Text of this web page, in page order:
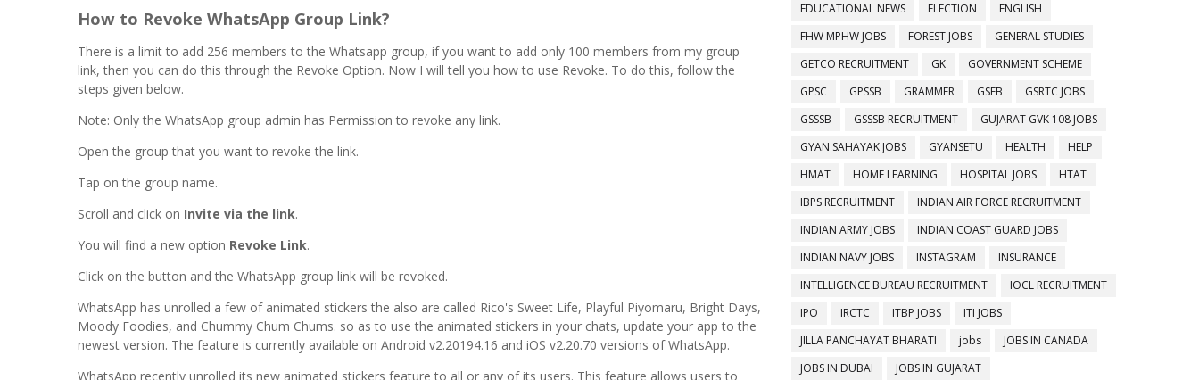
How to Revoke WhatsApp Group Link?
There is a limit to add 256 members to the Whatsapp group, if you want to add only 100 members from my group
link, then you can do this through the Revoke Option. Now I will tell you how to use Revoke. To do this, follow the
steps given below.
Note: Only the WhatsApp group admin has Permission to revoke any link.
Open the group that you want to revoke the link.
Tap on the group name.
Scroll and click on Invite via the link.
You will find a new option Revoke Link.
Click on the button and the WhatsApp group link will be revoked.
WhatsApp has unrolled a few of animated stickers the also are called Rico's Sweet Life, Playful Piyomaru, Bright Days,
Moody Foodies, and Chummy Chum Chums. so as to use the animated stickers in your chats, update your app to the
newest version. The feature is currently available on Android v2.20194.16 and iOS v2.20.70 versions of WhatsApp.
WhatsApp recently unrolled its new animated stickers feature to all or any of its users. This feature allows users to
EDUCATIONAL NEWS
ELECTION
ENGLISH
FHW MPHW JOBS
FOREST JOBS
GENERAL STUDIES
GETCO RECRUITMENT
GK
GOVERNMENT SCHEME
GPSC
GPSSB GRAMMER GSEB
GSRTC JOBS
GSSSB
GSSSB RECRUITMENT
GUJARAT GVK 108 JOBS
GYAN SAHAYAK JOBS
GYANSETU HEALTH
HELP
HMAT
HOME LEARNING HOSPITAL JOBS
HTAT
IBPS RECRUITMENT
INDIAN AIR FORCE RECRUITMENT
INDIAN ARMY JOBS
INDIAN COAST GUARD JOBS
INDIAN NAVY JOBS
INSTAGRAM
INSURANCE
INTELLIGENCE BUREAU RECRUITMENT
IOCL RECRUITMENT
IPO
IRCTC ITBP JOBS
ITI JOBS
JILLA PANCHAYAT BHARATI
jobs
JOBS IN CANADA
JOBS IN DUBAI
JOBS IN GUJARAT